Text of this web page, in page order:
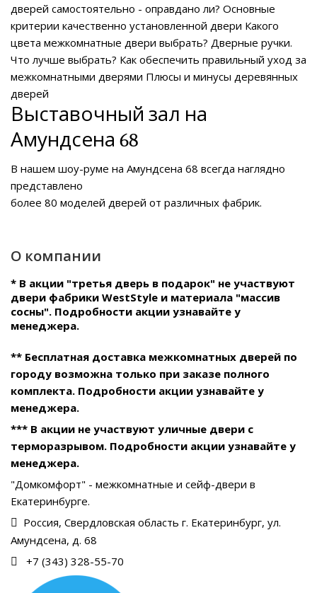
дверей самостоятельно - оправдано ли? Основные
критерии качественно установленной двери Какого
цвета межкомнатные двери выбрать? Дверные ручки.
Что лучше выбрать? Как обеспечить правильный уход за
межкомнатными дверями Плюсы и минусы деревянных
дверей
Выставочный зал на
Амундсена 68
В нашем шоу-руме на Амундсена 68 всегда наглядно
представлено
более 80 моделей дверей от различных фабрик.
О компании
* В акции "третья дверь в подарок" не участвуют
двери фабрики WestStyle и материала "массив
сосны". Подробности акции узнавайте у
менеджера.
** Бесплатная доставка межкомнатных дверей по
городу возможна только при заказе полного
комплекта. Подробности акции узнавайте у
менеджера.
*** В акции не участвуют уличные двери с
терморазрывом. Подробности акции узнавайте у
менеджера.
"Домкомфорт" - межкомнатные и сейф-двери в
Екатеринбурге.
Россия, Свердловская область г. Екатеринбург, ул.
Амундсена, д. 68
+7 (343) 328-55-70